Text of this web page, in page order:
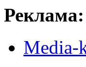
Реклама:
Media-